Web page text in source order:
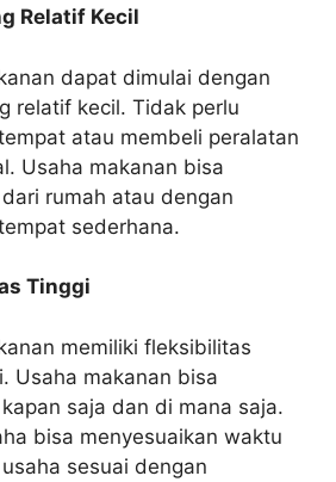
Relatif Kecil
dapat dimulai dengan
relatif kecil. Tidak perlu
atau membeli peralatan
Usaha makanan bisa
rumah atau dengan
sederhana.
Tinggi
memiliki fleksibilitas
Usaha makanan bisa
saja dan di mana saja.
bisa menyesuaikan waktu
sesuai dengan